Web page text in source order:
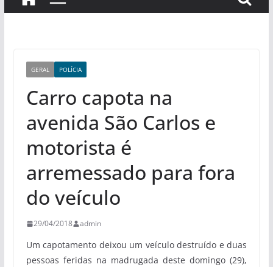
GERAL POLÍCIA
Carro capota na
avenida São Carlos e
motorista é
arremessado para fora
do veículo
29/04/2018 admin
Um capotamento deixou um veículo destruído e duas
pessoas feridas na madrugada deste domingo (29),